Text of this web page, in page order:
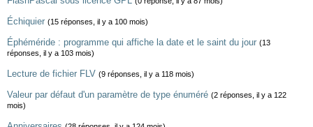
Échiquier (15 réponses, il y a 100 mois)
Éphéméride : programme qui affiche la date et le saint du jour (13
réponses, il y a 103 mois)
Lecture de fichier FLV (9 réponses, il y a 118 mois)
Valeur par défaut d'un paramètre de type énuméré (2 réponses, il y a 122
mois)